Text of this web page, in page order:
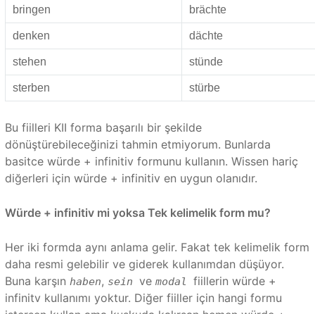
bringen brächte
denken dächte
stehen stünde
sterben stürbe
Bu fiilleri KII forma başarılı bir şekilde
dönüştürebileceğinizi tahmin etmiyorum. Bunlarda
basitce würde + infinitiv formunu kullanın. Wissen hariç
diğerleri için würde + infinitiv en uygun olanıdır.
Würde + infinitiv mi yoksa Tek kelimelik form mu?
Her iki formda aynı anlama gelir. Fakat tek kelimelik form
daha resmi gelebilir ve giderek kullanımdan düşüyor.
Buna karşın haben, sein ve modal fiillerin würde +
infinitv kullanımı yoktur. Diğer fiiller için hangi formu